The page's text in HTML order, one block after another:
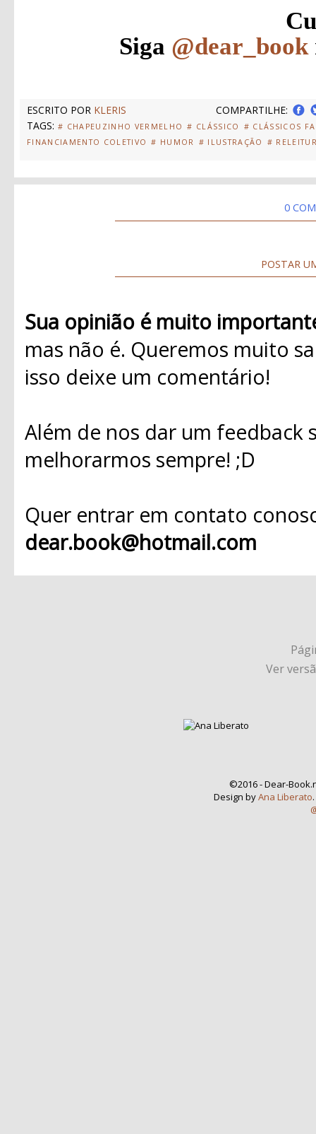
Siga @dear_book
ESCRITO POR KLERIS
COMPARTILHE:
TAGS: # CHAPEUZINHO VERMELHO # CLÁSSICO
# CLÁSSICOS
FINANCIAMENTO COLETIVO # HUMOR # ILUSTRAÇÃO #
0
POSTAR
Sua opinião é muito
mas não é. Queremos muito
isso deixe um comentário!
Além de nos dar um
melhorarmos sempre! ;D
Quer entrar em contato
dear.book@hotmail.com
Ver
©2016 - Dear-
Design byAna Liberato